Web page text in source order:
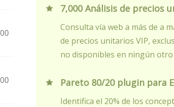
7,000 Análisis de precios
Consulta vía web a más de a
de precios unitarios VIP,
no disponibles en ningún
Pareto 80/20 plugin para
Identifica el 20% de los